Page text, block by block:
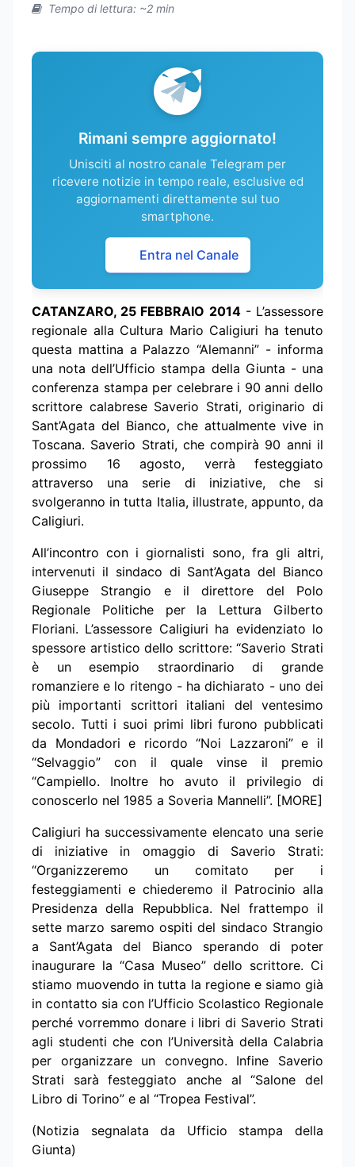
Tempo di lettura: ~2 min
Rimani sempre aggiornato!
Unisciti al nostro canale Telegram per
ricevere notizie in tempo reale, esclusive ed
aggiornamenti direttamente sul tuo
smartphone.
Entra nel Canale
CATANZARO, 25 FEBBRAIO 2014- L’assessore
regionale alla Cultura Mario Caligiuri ha tenuto
questa mattina a Palazzo “Alemanni” - informa
una nota dell’Ufficio stampa della Giunta - una
conferenza stampa per celebrare i 90 anni dello
scrittore calabrese Saverio Strati, originario di
Sant’Agata del Bianco, che attualmente vive in
Toscana. Saverio Strati, che compirà 90 anni il
prossimo 16 agosto, verrà festeggiato
attraverso una serie di iniziative, che si
svolgeranno in tutta Italia, illustrate, appunto, da
Caligiuri.
All’incontro con i giornalisti sono, fra gli altri,
intervenuti il sindaco di Sant’Agata del Bianco
Giuseppe Strangio e il direttore del Polo
Regionale Politiche per la Lettura Gilberto
Floriani. L’assessore Caligiuri ha evidenziato lo
spessore artistico dello scrittore: “Saverio Strati
è un esempio straordinario di grande
romanziere e lo ritengo - ha dichiarato - uno dei
più importanti scrittori italiani del ventesimo
secolo. Tutti i suoi primi libri furono pubblicati
da Mondadori e ricordo “Noi Lazzaroni” e il
“Selvaggio” con il quale vinse il premio
“Campiello. Inoltre ho avuto il privilegio di
conoscerlo nel 1985 a Soveria Mannelli”. [MORE]
Caligiuri ha successivamente elencato una serie
di iniziative in omaggio di Saverio Strati:
“Organizzeremo un comitato per i
festeggiamenti e chiederemo il Patrocinio alla
Presidenza della Repubblica. Nel frattempo il
sette marzo saremo ospiti del sindaco Strangio
a Sant’Agata del Bianco sperando di poter
inaugurare la “Casa Museo” dello scrittore. Ci
stiamo muovendo in tutta la regione e siamo già
in contatto sia con l’Ufficio Scolastico Regionale
perché vorremmo donare i libri di Saverio Strati
agli studenti che con l’Università della Calabria
per organizzare un convegno. Infine Saverio
Strati sarà festeggiato anche al “Salone del
Libro di Torino” e al “Tropea Festival”.
(Notizia segnalata da Ufficio stampa della
Giunta)